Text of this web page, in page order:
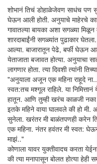
शोभानं तिचं डोहाळेजेवण साधंच पण
घेऊन आली होती. अनुयाचे माहेरचे
गावातल्या बायका अशा सगळ्या
शारदाबाईंनी सगळ्यांत पुढाकार
आल्या. बाजारातून पेढे, बर्फी घेऊन
येताजाता बजावत होत्या. अनुयाचा
लागणार होता. त्या दिवशी त्यांनी
"अनुयाला अजून एक महिना राहूदे
स्वत:तच मश्गूल राहिले. या निमित्तानं
हातून. आणि तुम्ही खरंच काळजी
इतके महिने वाया घालवले की हो मी.
सुनेला. खरंतर मी बाळंतपणही करेन
एक महिना. नंतर हवंतर मी स्वत:
माझं.."
कोणाला यावर युक्तीवादच करता
की त्या मनापासून बोलत होत्या